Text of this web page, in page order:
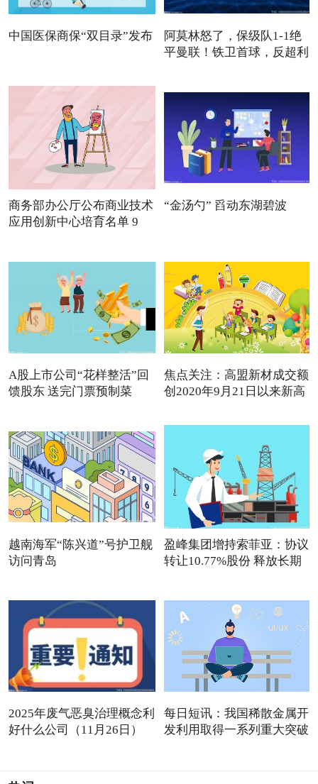
中国医保商保“双目录”发布
阿莫林怒了，保级队1-1绝
平曼联！铁卫首球，反超利
商务部办公厅公布商业技术
应用创新中心培育名单 9
“金汤勺” 舀动东湖碧波
A股上市公司“花样整活”回
馈股东 送完门票预制菜
焦点关注：高盟新材成交额
创2020年9月21日以来新高
越南海军“陈兴道”号护卫舰
访问青岛
盈峰集团增持索菲亚：协议
转让10.77%股份 释放长期
2025年废气恶臭治理概念利
好什么公司（11月26日）
每日短讯：我国稀散金属开
发利用取得一系列重大突破